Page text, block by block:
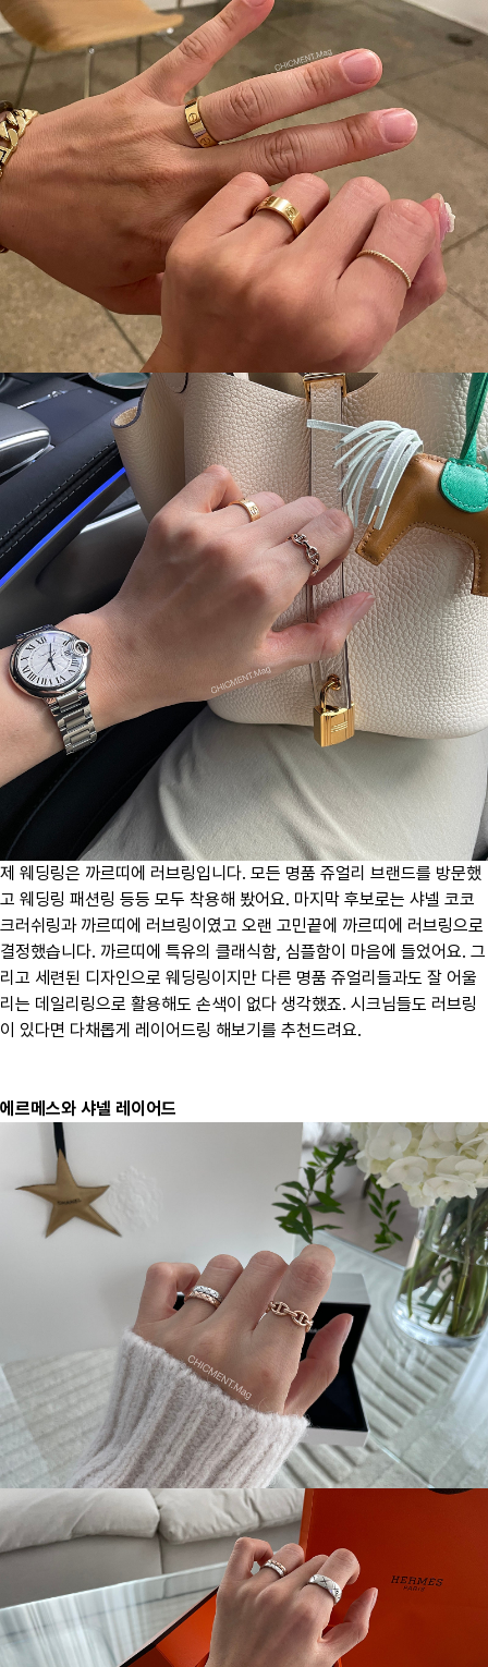
제 웨딩링은 까르띠에 러브링입니다. 모든 명품 쥬얼리 브랜드를 방문했
고 웨딩링 패션링 등등 모두 착용해 봤어요. 마지막 후보로는 샤넬 코코
크러쉬링과 까르띠에 러브링이였고 오랜 고민끝에 까르띠에 러브링으로
결정했습니다. 까르띠에 특유의 클래식함, 심플함이 마음에 들었어요. 그
리고 세련된 디자인으로 웨딩링이지만 다른 명품 쥬얼리들과도 잘 어울
리는 데일리링으로 활용해도 손색이 없다 생각했죠. 시크님들도 러브링
이 있다면 다채롭게 레이어드링 해보기를 추천드려요.
에르메스와 샤넬 레이어드